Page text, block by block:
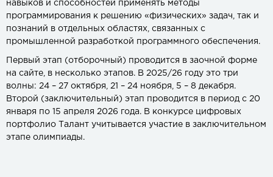
навыков и способностей применять методы
программирования к решению «физических» задач, так и
познаний в отдельных областях, связанных с
промышленной разработкой программного обеспечения.
Первый этап (отборочный) проводится в заочной форме
на сайте, в несколько этапов. В 2025/26 году это три
волны: 24 – 27 октября, 21 – 24 ноября, 5 – 8 декабря.
Второй (заключительный) этап проводится в период с 20
января по 15 апреля 2026 года. В конкурсе цифровых
портфолио Талант учитывается участие в заключительном
этапе олимпиады.